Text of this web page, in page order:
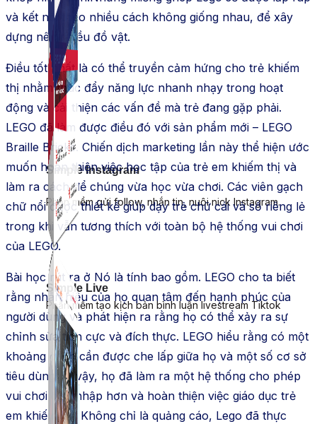
Simple Live
Phần mềm tạo kịch bản bình luận livestream Tiktok
Simple Instagram
Phần mềm gửi follow, nhắn tin, nuôi nick Instagram.
và kết nối theo nhiều cách không giống nhau, để xây
dựng nên nhiều đồ vật.
Điều tốt nhất là có thể truyền cảm hứng cho trẻ khiếm
thị nhằm thúc đẩy năng lực nhanh nhạy trong hoạt
động và cải thiện các vấn đề mà trẻ đang gặp phải.
LEGO đã làm được điều đó với sản phẩm mới – LEGO
Braille Bricks. Chiến dịch marketing lần này thể hiện ước
muốn hoàn thiện việc học tập của trẻ em khiếm thị và
làm ra cách để chúng vừa học vừa chơi. Các viên gạch
chữ nổi được thiết kế giúp dạy trẻ chữ cái và số riêng lẻ
trong khi vẫn tương thích với toàn bộ hệ thống vui chơi
của LEGO.
Bài học rút ra ở Nó là tính bao gồm. LEGO cho ta biết
rằng nhãn hiệu của họ quan tâm đến hạnh phúc của
người dùng và phát hiện ra rằng họ có thể xảy ra sự
chỉnh sửa tích cực và đích thực. LEGO hiểu rằng có một
khoảng cách cần được che lấp giữa họ và một số cơ sở
tiêu dùng. Vì vậy, họ đã làm ra một hệ thống cho phép
vui chơi hòa nhập hơn và hoàn thiện việc giáo dục trẻ
em khiếm thị. Không chỉ là quảng cáo, Lego đã thực